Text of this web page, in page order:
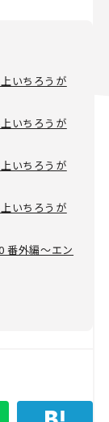
いちろうが
いちろうが
いちろうが
いちろうが
番外編～エン